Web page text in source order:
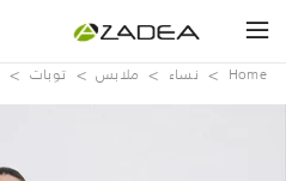
Home نساء ملابس توبات